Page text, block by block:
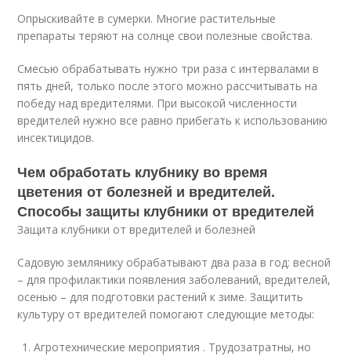
Опрыскивайте в сумерки. Многие растительные
препараты теряют на солнце свои полезные свойства.
Смесью обрабатывать нужно три раза с интервалами в
пять дней, только после этого можно рассчитывать на
победу над вредителями. При высокой численности
вредителей нужно все равно прибегать к использованию
инсектицидов.
Чем обработать клубнику во время
цветения от болезней и вредителей.
Способы защиты клубники от вредителей
Защита клубники от вредителей и болезней
Садовую землянику обрабатывают два раза в год: весной
– для профилактики появления заболеваний, вредителей,
осенью – для подготовки растений к зиме. Защитить
культуру от вредителей помогают следующие методы:
Агротехнические мероприятия . Трудозатратны, но